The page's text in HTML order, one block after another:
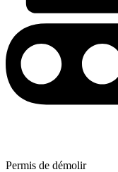
Permis de démolir